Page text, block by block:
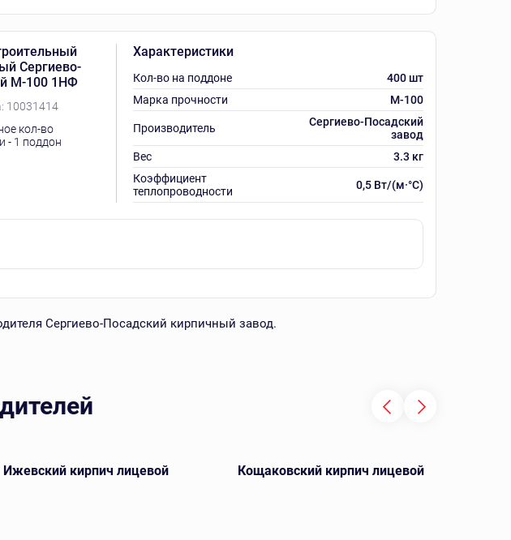
Сергиево-
М-100 1НФ
10031414
кол-во
- 1 поддон
Характеристики
Кол-во на поддоне
400 шт
Марка прочности
M-100
Производитель
Сергиево-Посадский
завод
Вес
3.3 кг
Коэффициент
теплопроводности
0,5 Вт/(м·°C)
Сергиево-Посадский кирпичный завод.
Ижевский кирпич лицевой Кощаковский кирпич лицевой